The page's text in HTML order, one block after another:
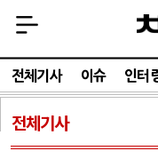
전체기사 이슈 인터
전체기사